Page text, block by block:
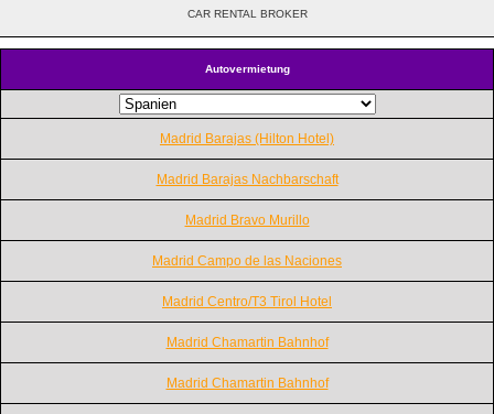
Autovermietung
Madrid Barajas (Hilton Hotel)
Madrid Barajas Nachbarschaft
Madrid Bravo Murillo
Madrid Campo de las Naciones
Madrid Centro/T3 Tirol Hotel
Madrid Chamartin Bahnhof
Madrid Chamartin Bahnhof
CAR RENTAL BROKER